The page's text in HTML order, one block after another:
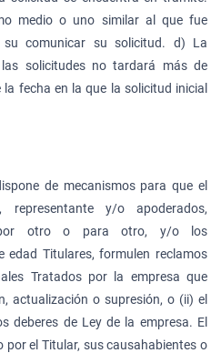
medio o uno similar al que fue
comunicar su solicitud. d) La
solicitudes no tardará más de
fecha en la que la solicitud inicial
de mecanismos para que el
representante y/o apoderados,
por otro o para otro, y/o los
edad Titulares, formulen reclamos
Tratados por la empresa que
actualización o supresión, o (ii) el
deberes de Ley de la empresa. El
por el Titular, sus causahabientes o